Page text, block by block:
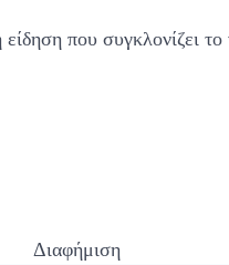
που συγκλονίζει
Διαφήμιση